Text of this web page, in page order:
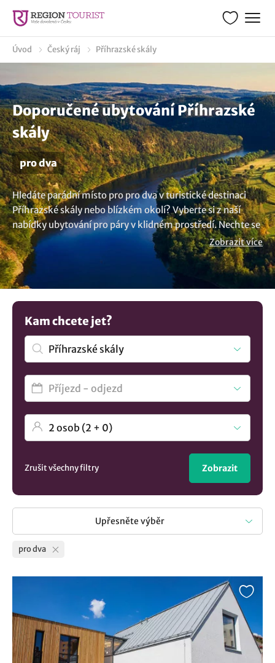
Úvod Český ráj Příhrazské skály
Doporučené ubytování Příhrazské
skály
pro dva
Hledáte parádní místo pro pro dva v turistické destinaci
Příhrazské skály nebo blízkém okolí? Vyberte si z naší
nabídky ubytování pro páry v klidném prostředí. Nechte se
unést atmosférou romantických hotelů, penzionů,
útulných chat či stylových apartmánů. Vychutnejte si
pobyt ve dvou a dopřejte si romantické večeře nebo
strávení chvile ve wellness. Chcete větší výběr? Podívejte
se na rozmanité nabídkyubytování v lokalitě Příhrazské
Zobrazit více
Kam chcete jet?
Zrušit všechny filtry Zobrazit
Upřesněte výběr
pro dva